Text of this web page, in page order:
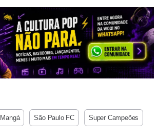
Mangá São Paulo FC Super Campeões